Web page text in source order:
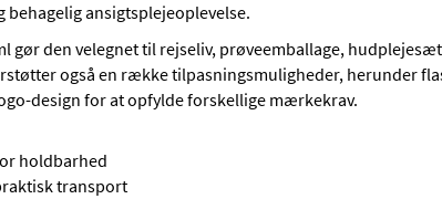
behagelig ansigtsplejeoplevelse.
gør den velegnet til rejseliv, prøveemballage,
også en række tilpasningsmuligheder, herunder
design for at opfylde forskellige mærkekrav.
holdbarhed
transport